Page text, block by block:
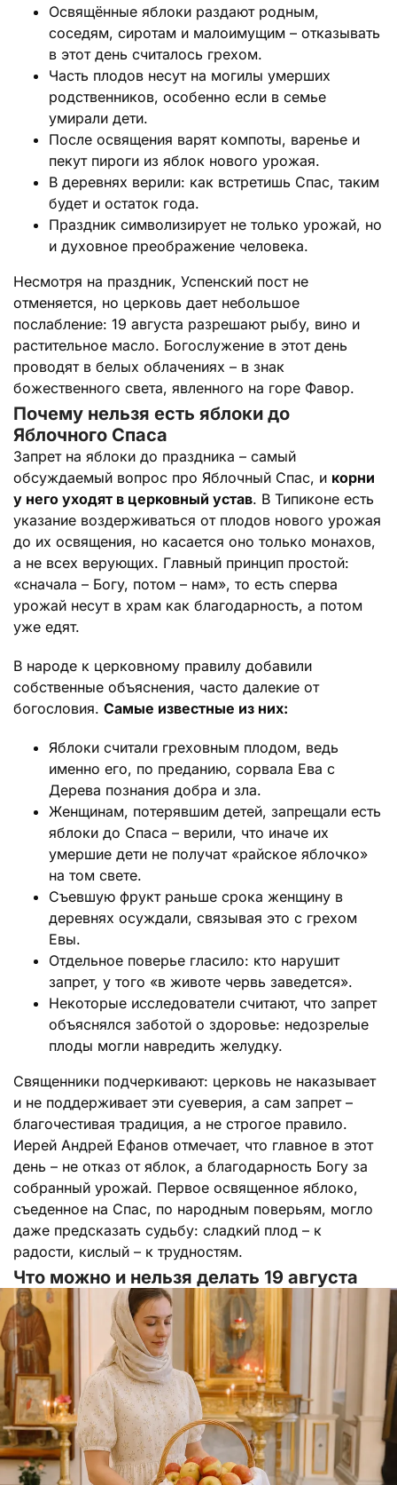
Освящённые яблоки раздают родным,
соседям, сиротам и малоимущим – отказывать
в этот день считалось грехом.
Часть плодов несут на могилы умерших
родственников, особенно если в семье
умирали дети.
После освящения варят компоты, варенье и
пекут пироги из яблок нового урожая.
В деревнях верили: как встретишь Спас, таким
будет и остаток года.
Праздник символизирует не только урожай, но
и духовное преображение человека.
Несмотря на праздник, Успенский пост не
отменяется, но церковь дает небольшое
послабление: 19 августа разрешают рыбу, вино и
растительное масло. Богослужение в этот день
проводят в белых облачениях – в знак
божественного света, явленного на горе Фавор.
Почему нельзя есть яблоки до
Яблочного Спаса
Запрет на яблоки до праздника – самый
обсуждаемый вопрос про Яблочный Спас, и корни
у него уходят в церковный устав. В Типиконе есть
указание воздерживаться от плодов нового урожая
до их освящения, но касается оно только монахов,
а не всех верующих. Главный принцип простой:
«сначала – Богу, потом – нам», то есть сперва
урожай несут в храм как благодарность, а потом
уже едят.
В народе к церковному правилу добавили
собственные объяснения, часто далекие от
богословия. Самые известные из них:
Яблоки считали греховным плодом, ведь
именно его, по преданию, сорвала Ева с
Дерева познания добра и зла.
Женщинам, потерявшим детей, запрещали есть
яблоки до Спаса – верили, что иначе их
умершие дети не получат «райское яблочко»
на том свете.
Съевшую фрукт раньше срока женщину в
деревнях осуждали, связывая это с грехом
Евы.
Отдельное поверье гласило: кто нарушит
запрет, у того «в животе червь заведется».
Некоторые исследователи считают, что запрет
объяснялся заботой о здоровье: недозрелые
плоды могли навредить желудку.
Священники подчеркивают: церковь не наказывает
и не поддерживает эти суеверия, а сам запрет –
благочестивая традиция, а не строгое правило.
Иерей Андрей Ефанов отмечает, что главное в этот
день – не отказ от яблок, а благодарность Богу за
собранный урожай. Первое освященное яблоко,
съеденное на Спас, по народным поверьям, могло
даже предсказать судьбу: сладкий плод – к
радости, кислый – к трудностям.
Что можно и нельзя делать 19 августа